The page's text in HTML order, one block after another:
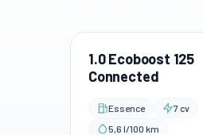
1.0 Ecoboost 125
Connected
Essence
7 cv
5,6 l/100 km